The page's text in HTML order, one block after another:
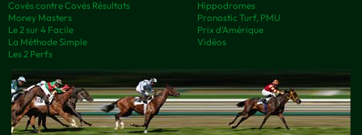
Covès contre Covès Résultats
Money Masters
Le 2 sur 4 Facile
La Méthode Simple
Les 2 Perfs
Hippodromes
Pronostic Turf, PMU
Prix d’Amérique
Vidéos